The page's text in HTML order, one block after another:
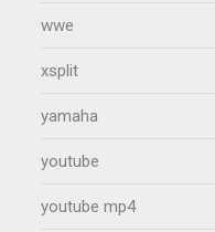
wwe
xsplit
yamaha
youtube
youtube mp4